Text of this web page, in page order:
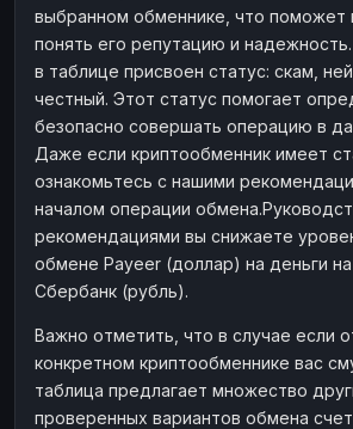
выбранном обменнике, что поможет
понять его репутацию и
в таблице присвоен статус: скам,
честный. Этот статус помогает
безопасно совершать операцию в
Даже если криптообменник имеет
ознакомьтесь с нашими
началом операции
рекомендациями вы снижаете
обмене Payeer (доллар) на деньги
Сбербанк (рубль).
Важно отметить, что в случае если
конкретном криптообменнике вас
таблица предлагает множество
проверенных вариантов обмена